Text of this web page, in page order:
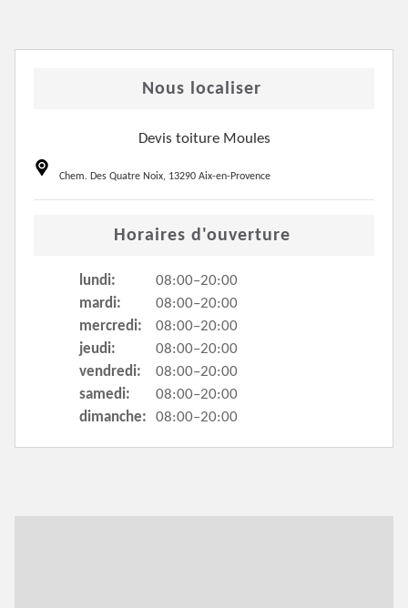
Nous localiser
Devis toiture Moules
Chem. Des Quatre Noix, 13290 Aix-en-Provence
Horaires d'ouverture
lundi:
08:00–20:00
mardi:
08:00–20:00
mercredi:
08:00–20:00
jeudi:
08:00–20:00
vendredi:
08:00–20:00
samedi:
08:00–20:00
dimanche:
08:00–20:00